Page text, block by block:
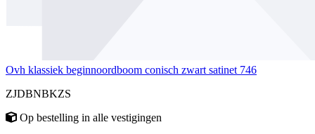
Ovh klassiek beginnoordboom conisch zwart satinet 746
ZJDBNBKZS
Op bestelling in alle vestigingen